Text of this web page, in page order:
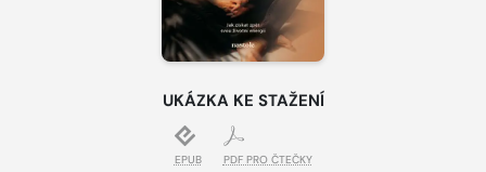
UKÁZKA KE STAŽENÍ
EPUB PDF PRO ČTEČKY